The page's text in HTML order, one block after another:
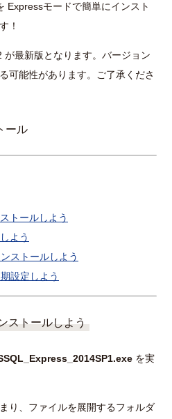
Expressモードで簡単にインスト
！
最新版となります。バージョン
可能性があります。ご了承くださ
ール
トールしよう
よう
ストールしよう
設定しよう
ストールしよう
を実
り、ファイルを展開するフォルダ